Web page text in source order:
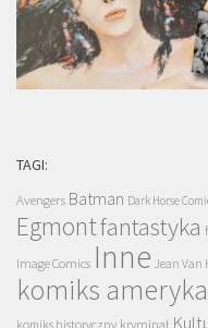
TAGI:
Avengers Batman Dark Horse
Egmontfantastyka
Image Comics Inne Jean Van
komiks
komiks historyczny kryminał